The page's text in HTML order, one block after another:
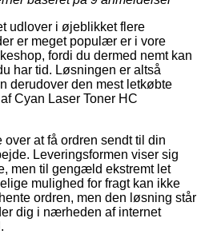
udlover i øjeblikket flere
er meget populær er i vore
fordi du dermed nemt kan
har tid. Løsningen er altså
derudover den mest letkøbte
Cyan Laser Toner HC
at få ordren sendt til din
Leveringsformen viser sig
men til gengæld ekstremt let
mulighed for fragt kan ikke
ordren, men den løsning står
dig i nærheden af internet